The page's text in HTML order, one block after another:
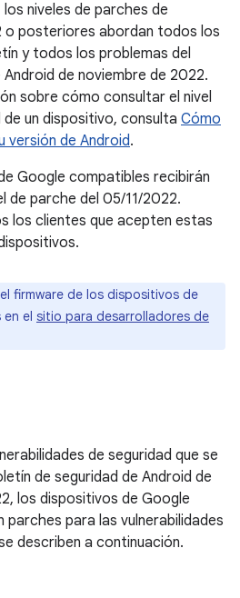
niveles de parches de
o posteriores abordan todos los
y todos los problemas del
de noviembre de 2022.
sobre cómo consultar el nivel
un dispositivo, consulta Cómo
versión de Android.
Google compatibles recibirán
de parche del 05/11/2022.
los clientes que acepten estas
firmware de los dispositivos de
el sitio para desarrolladores de
de seguridad que se
de seguridad de Android de
los dispositivos de Google
parches para las vulnerabilidades
describen a continuación.